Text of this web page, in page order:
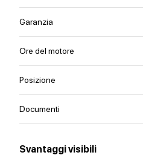
Garanzia
Ore del motore
Posizione
Documenti
Svantaggi visibili